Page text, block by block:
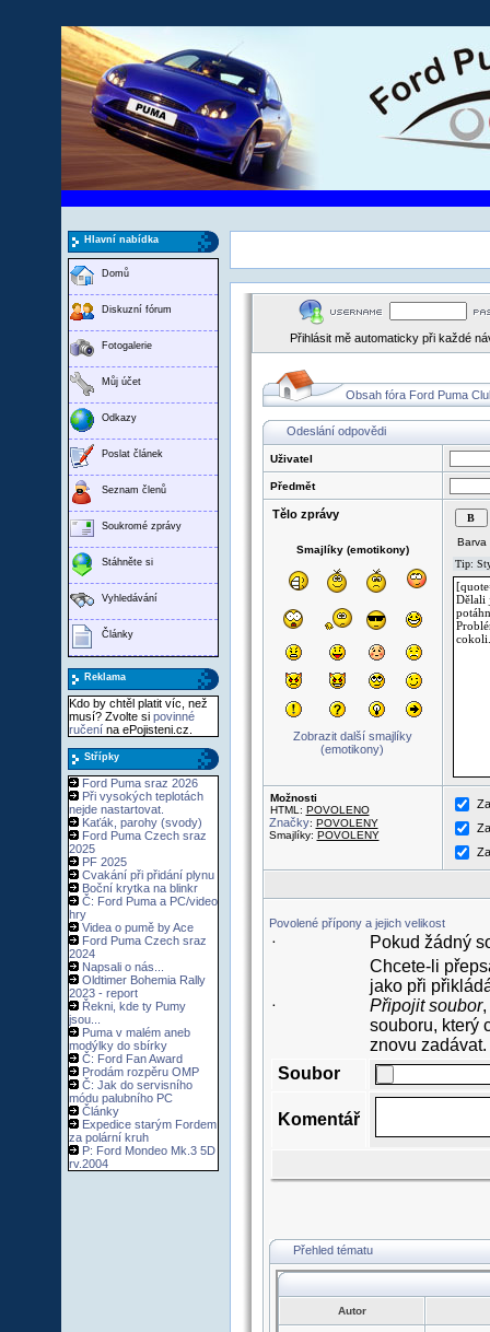
Hlavní nabídka
Domů
Diskuzní fórum
Fotogalerie
Můj účet
Odkazy
Poslat článek
Seznam členů
Soukromé zprávy
Stáhněte si
Vyhledávání
Články
Reklama
Kdo by chtěl platit víc, než
musí? Zvolte si povinné
ručenína ePojisteni.cz.
Střípky
Ford Puma sraz 2026
Při vysokých teplotách
nejde nastartovat.
Kaťák, parohy (svody)
Ford Puma Czech sraz
2025
PF 2025
Cvakání při přidání plynu
Boční krytka na blinkr
Č: Ford Puma a PC/video
hry
Videa o pumě by Ace
Ford Puma Czech sraz
2024
Napsali o nás...
Oldtimer Bohemia Rally
2023 - report
Řekni, kde ty Pumy
jsou...
Puma v malém aneb
modýlky do sbírky
Č: Ford Fan Award
Prodám rozpěru OMP
Č: Jak do servisního
módu palubního PC
Články
Expedice starým Fordem
za polární kruh
P: Ford Mondeo Mk.3 5D
rv.2004
Přihlásit mě automaticky při každé
Obsah fóra Ford Puma
Odeslání odpovědi
Uživatel
Předmět
Tělo zprávy
Smajlíky (emotikony)
Zobrazit další smajlíky
(emotikony)
Možnosti
HTML: POVOLENO
Značky: POVOLENY
Smajlíky: POVOLENY
Povolené přípony a jejich velikost
· Pokud žádný
·
Chcete-li
jako při
Připojit soubor,
souboru, který
znovu zadávat.
Soubor
Komentář
Přehled tématu